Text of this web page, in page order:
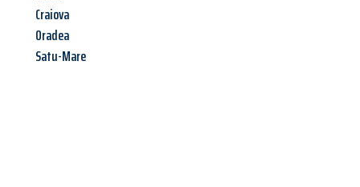
Craiova
Oradea
Satu-Mare